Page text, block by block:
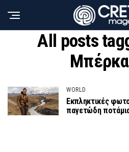
All posts
WORLD
Εκπληκτικές
παγετώδη